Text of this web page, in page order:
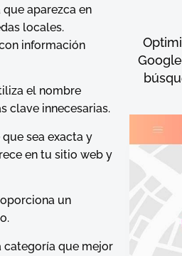
aparezca en
locales.
información
el nombre
clave innecesarias.
sea exacta y
en tu sitio web y
un
categoría que mejor